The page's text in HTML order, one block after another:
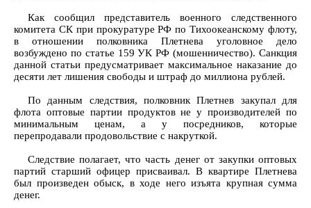
Как сообщил представитель военного следственного
комитета СК при прокуратуре РФ по Тихоокеанскому флоту,
в отношении полковника Плетнева уголовное дело
возбуждено по статье 159 УК РФ (мошенничество). Санкция
данной статьи предусматривает максимальное наказание до
десяти лет лишения свободы и штраф до миллиона рублей.
По данным следствия, полковник Плетнев закупал для
флота оптовые партии продуктов не у производителей по
минимальным ценам, а у посредников, которые
перепродавали продовольствие с накруткой.
Следствие полагает, что часть денег от закупки оптовых
партий старший офицер присваивал. В квартире Плетнева
был произведен обыск, в ходе него изъята крупная сумма
денег.